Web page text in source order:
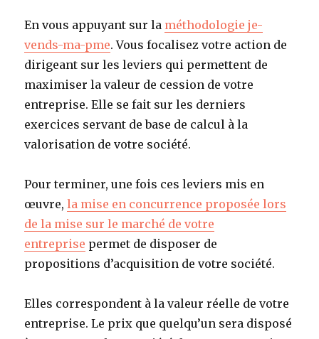
En vous appuyant sur la méthodologie je-
vends-ma-pme. Vous focalisez votre action de
dirigeant sur les leviers qui permettent de
maximiser la valeur de cession de votre
entreprise. Elle se fait sur les derniers
exercices servant de base de calcul à la
valorisation de votre société.
Pour terminer, une fois ces leviers mis en
œuvre,la mise en concurrence proposée lors
de la mise sur le marché de votre
entreprise permet de disposer de
propositions d’acquisition de votre société.
Elles correspondent à la valeur réelle de votre
entreprise. Le prix que quelqu’un sera disposé